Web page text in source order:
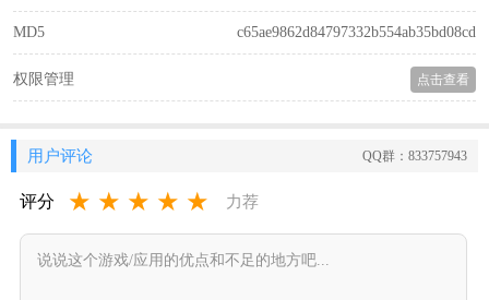
MD5 c65ae9862d84797332b554ab35bd08cd
权限管理 点击查看
用户评论 QQ群：833757943
评分 ★ ★ ★ ★ ★ 力荐